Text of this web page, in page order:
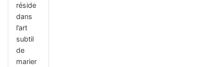
réside
dans
l’art
subtil
de
marier